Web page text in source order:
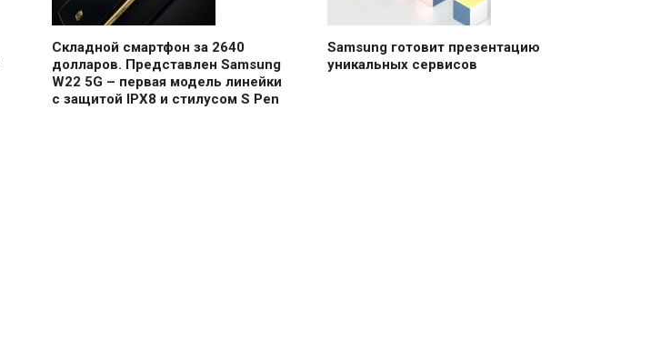
Складной смартфон за 2640
долларов. Представлен Samsung
W22 5G – первая модель линейки
с защитой IPX8 и стилусом S Pen
Samsung готовит презентацию
уникальных сервисов